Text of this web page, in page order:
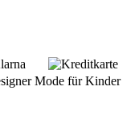
Mode für Kinder